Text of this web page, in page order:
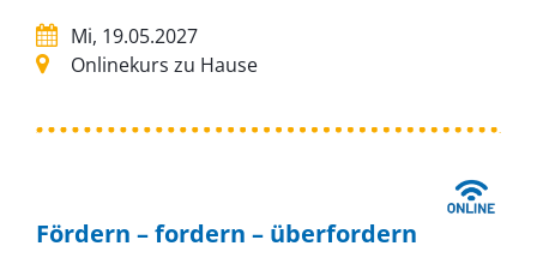
Mi, 19.05.2027
Onlinekurs zu Hause
Fördern – fordern – überfordern